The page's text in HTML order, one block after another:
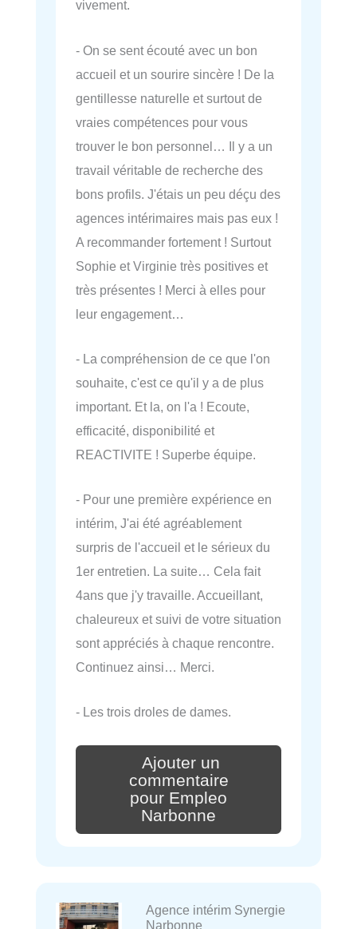
vivement.
- On se sent écouté avec un bon
accueil et un sourire sincère ! De la
gentillesse naturelle et surtout de
vraies compétences pour vous
trouver le bon personnel… Il y a un
travail véritable de recherche des
bons profils. J'étais un peu déçu des
agences intérimaires mais pas eux !
A recommander fortement ! Surtout
Sophie et Virginie très positives et
très présentes ! Merci à elles pour
leur engagement…
- La compréhension de ce que l'on
souhaite, c'est ce qu'il y a de plus
important. Et la, on l'a ! Ecoute,
efficacité, disponibilité et
REACTIVITE ! Superbe équipe.
- Pour une première expérience en
intérim, J'ai été agréablement
surpris de l'accueil et le sérieux du
1er entretien. La suite… Cela fait
4ans que j'y travaille. Accueillant,
chaleureux et suivi de votre situation
sont appréciés à chaque rencontre.
Continuez ainsi… Merci.
- Les trois droles de dames.
Ajouter un
commentaire
pour Empleo
Narbonne
Agence intérim Synergie
Narbonne